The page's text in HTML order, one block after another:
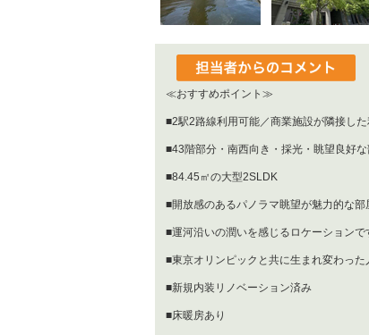
≪おすすめポイント≫
■2駅2路線利用可能／商業施設が隣接した
■43階部分・南西向き・採光・眺望良好
■84.45㎡の大型2SLDK
■開放感のあるパノラマ眺望が魅力的な部
■運河沿いの潤いを感じるロケーションで
■東京オリンピックと共に生まれ変わった
■新規内装リノベーション済み
■床暖房あり